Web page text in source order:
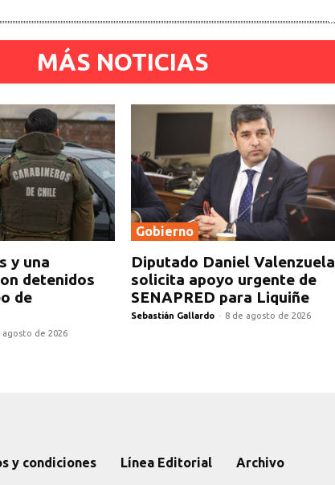
MÁS NOTICIAS
y una
detenidos
de
agosto de 2026
Gobierno
Diputado Daniel Valenzuela
solicita apoyo urgente de
SENAPRED para Liquiñe
Sebastián Gallardo - 8 de agosto de 2026
y condiciones Línea Editorial Archivo